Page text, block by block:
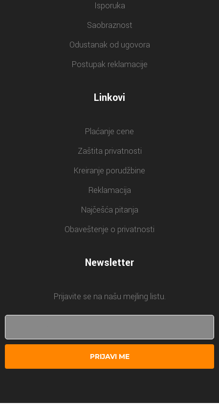
Isporuka
Saobraznost
Odustanak od ugovora
Postupak reklamacije
Linkovi
Plaćanje cene
Zaštita privatnosti
Kreiranje porudžbine
Reklamacija
Najčešća pitanja
Obaveštenje o privatnosti
Newsletter
Prijavite se na našu mejling listu.
PRIJAVI ME